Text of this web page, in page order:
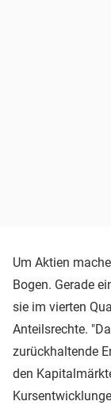
Um Aktien
Bogen. Gerade
sie im vierten
Anteilsrechte.
zurückhaltende
den